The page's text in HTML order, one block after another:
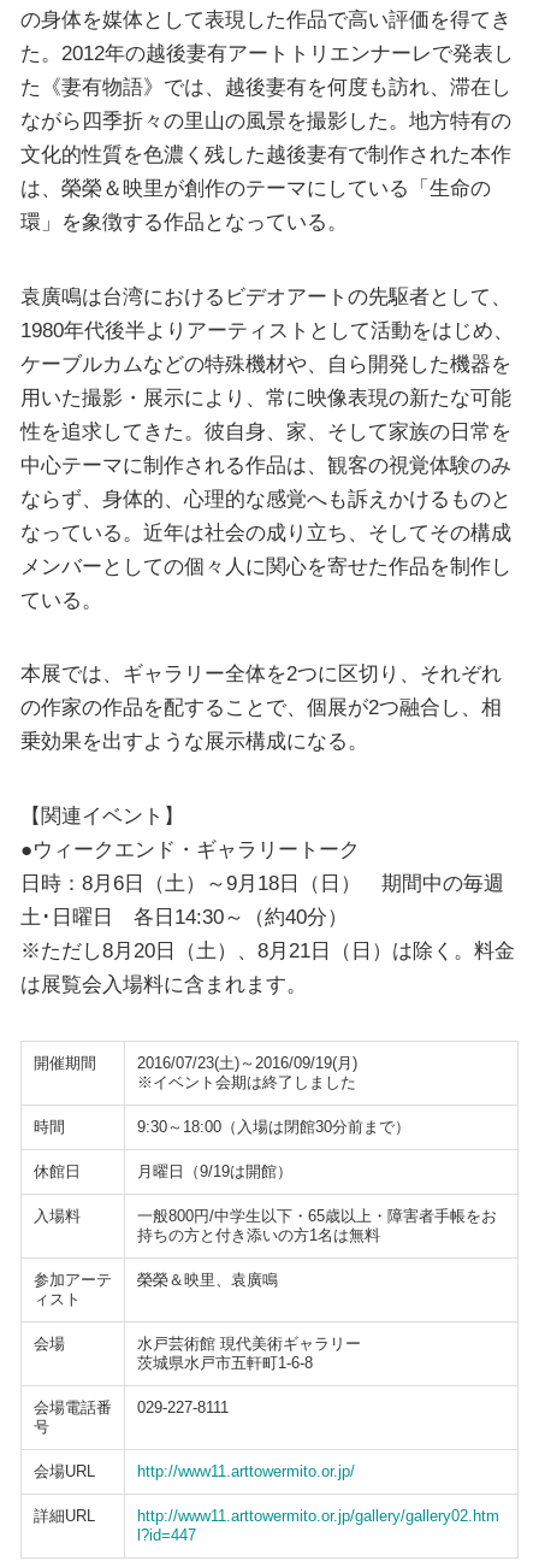
の身体を媒体として表現した作品で高い評価を得てき
た。2012年の越後妻有アートトリエンナーレで発表し
た《妻有物語》では、越後妻有を何度も訪れ、滞在し
ながら四季折々の里山の風景を撮影した。地方特有の
文化的性質を色濃く残した越後妻有で制作された本作
は、榮榮＆映里が創作のテーマにしている「生命の
環」を象徴する作品となっている。
袁廣鳴は台湾におけるビデオアートの先駆者として、
1980年代後半よりアーティストとして活動をはじめ、
ケーブルカムなどの特殊機材や、自ら開発した機器を
用いた撮影・展示により、常に映像表現の新たな可能
性を追求してきた。彼自身、家、そして家族の日常を
中心テーマに制作される作品は、観客の視覚体験のみ
ならず、身体的、心理的な感覚へも訴えかけるものと
なっている。近年は社会の成り立ち、そしてその構成
メンバーとしての個々人に関心を寄せた作品を制作し
ている。
本展では、ギャラリー全体を2つに区切り、それぞれ
の作家の作品を配することで、個展が2つ融合し、相
乗効果を出すような展示構成になる。
【関連イベント】
●ウィークエンド・ギャラリートーク
日時：8月6日（土）～9月18日（日） 期間中の毎週
土･日曜日 各日14:30～（約40分）
※ただし8月20日（土）、8月21日（日）は除く。料金
は展覧会入場料に含まれます。
開催期間
2016/07/23(土)～2016/09/19(月)
※イベント会期は終了しました
時間 9:30～18:00（入場は閉館30分前まで）
休館日 月曜日（9/19は開館）
入場料
一般800円/中学生以下・65歳以上・障害者手帳をお
持ちの方と付き添いの方1名は無料
参加アーテ
ィスト
榮榮＆映里、袁廣鳴
会場
水戸芸術館 現代美術ギャラリー
茨城県水戸市五軒町1-6-8
会場電話番
号
029-227-8111
会場URL http://www11.arttowermito.or.jp/
詳細URL
http://www11.arttowermito.or.jp/gallery/gallery02.htm
l?id=447